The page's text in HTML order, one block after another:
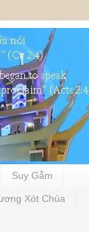
Suy Gẫm
Xót Chúa